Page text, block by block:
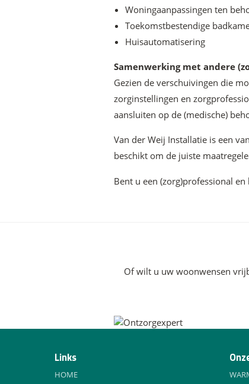
Woningaanpassingen ten
Toekomstbestendige
Huisautomatisering
Samenwerking met andere
Gezien de verschuivingen die
zorginstellingen en
aansluiten op de (medische)
Van der Weij Installatie is een
beschikt om de juiste
Bent u een (zorg)professional
Of wilt u uw woonwensen
Links
HOME